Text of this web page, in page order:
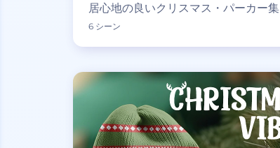
居心地の良いクリスマス・パーカー集
6 シーン